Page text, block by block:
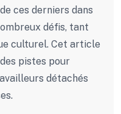
ces derniers dans
défis, tant
culturel. Cet article
pistes pour
détachés